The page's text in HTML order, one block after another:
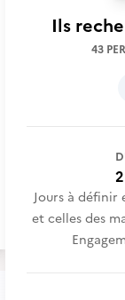
Ils
43
Jours à
et celles des